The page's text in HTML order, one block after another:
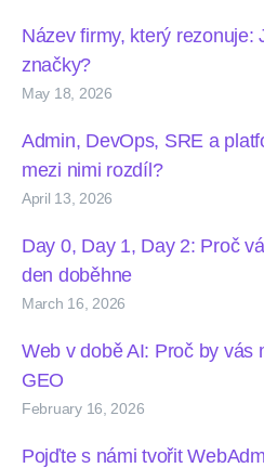
Název firmy, který rezonuje:
značky?
May 18, 2026
Admin, DevOps, SRE a
mezi nimi rozdíl?
April 13, 2026
Day 0, Day 1, Day 2: Proč
den doběhne
March 16, 2026
Web v době AI: Proč by vás
GEO
February 16, 2026
Pojďte s námi tvořit